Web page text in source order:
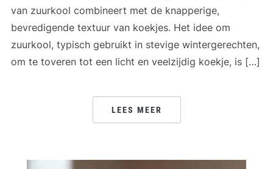
van zuurkool combineert met de knapperige,
bevredigende textuur van koekjes. Het idee om
zuurkool, typisch gebruikt in stevige wintergerechten,
om te toveren tot een licht en veelzijdig koekje, is […]
LEES MEER